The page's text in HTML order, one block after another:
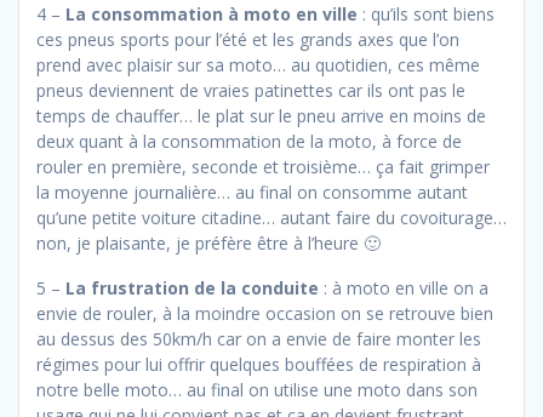
4 – La consommation à moto en ville : qu’ils sont biens
ces pneus sports pour l’été et les grands axes que l’on
prend avec plaisir sur sa moto… au quotidien, ces même
pneus deviennent de vraies patinettes car ils ont pas le
temps de chauffer… le plat sur le pneu arrive en moins de
deux quant à la consommation de la moto, à force de
rouler en première, seconde et troisième… ça fait grimper
la moyenne journalière… au final on consomme autant
qu’une petite voiture citadine… autant faire du covoiturage…
non, je plaisante, je préfère être à l’heure 🙂
5 – La frustration de la conduite : à moto en ville on a
envie de rouler, à la moindre occasion on se retrouve bien
au dessus des 50km/h car on a envie de faire monter les
régimes pour lui offrir quelques bouffées de respiration à
notre belle moto… au final on utilise une moto dans son